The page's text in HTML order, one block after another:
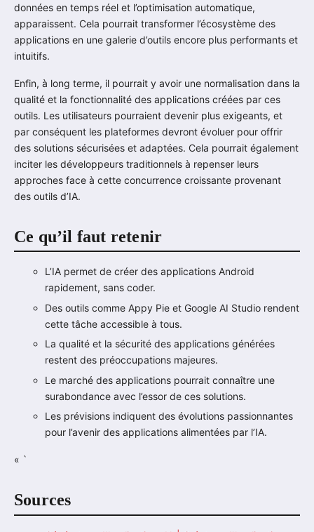
données en temps réel et l’optimisation automatique,
apparaissent. Cela pourrait transformer l’écosystème des
applications en une galerie d’outils encore plus performants et
intuitifs.
Enfin, à long terme, il pourrait y avoir une normalisation dans la
qualité et la fonctionnalité des applications créées par ces
outils. Les utilisateurs pourraient devenir plus exigeants, et
par conséquent les plateformes devront évoluer pour offrir
des solutions sécurisées et adaptées. Cela pourrait également
inciter les développeurs traditionnels à repenser leurs
approches face à cette concurrence croissante provenant
des outils d’IA.
Ce qu’il faut retenir
L’IA permet de créer des applications Android
rapidement, sans coder.
Des outils comme Appy Pie et Google AI Studio rendent
cette tâche accessible à tous.
La qualité et la sécurité des applications générées
restent des préoccupations majeures.
Le marché des applications pourrait connaître une
surabondance avec l’essor de ces solutions.
Les prévisions indiquent des évolutions passionnantes
pour l’avenir des applications alimentées par l’IA.
« `
Sources